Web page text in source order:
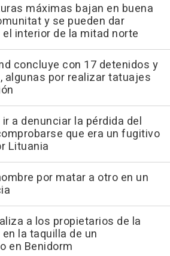
máximas bajan en buena
y se pueden dar
interior de la mitad norte
concluye con 17 detenidos y
algunas por realizar tatuajes
a denunciar la pérdida del
que era un fugitivo
Lituania
por matar a otro en un
a los propietarios de la
la taquilla de un
en Benidorm